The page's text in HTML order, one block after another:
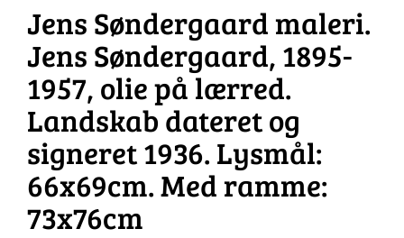
Jens Søndergaard maleri.
Jens Søndergaard, 1895-
1957, olie på lærred.
Landskab dateret og
signeret 1936. Lysmål:
66x69cm. Med ramme:
73x76cm